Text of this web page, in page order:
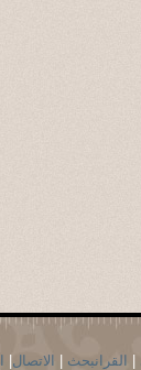
القرانبحث الاتصال